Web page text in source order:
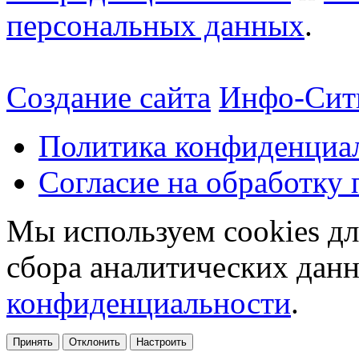
персональных данных.
Создание сайта Инфо-
Политика
Согласие на
Мы используем cookies
сбора аналитических
конфиденциальности.
Принять Отклонить Настроить